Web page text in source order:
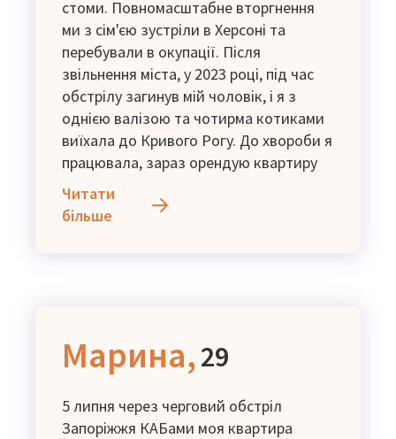
стоми. Повномасштабне вторгнення
ми з сім'єю зустріли в Херсоні та
перебували в окупації. Після
звільнення міста, у 2023 році, під час
обстрілу загинув мій чоловік, і я з
однією валізою та чотирма котиками
виїхала до Кривого Рогу. До хвороби я
працювала, зараз орендую квартиру
та маю II групу інвалідності. З доходів
отримую пенсію в розмірі 2595 грн і
Читати
більше
Марина, 29
5 липня через черговий обстріл
Запоріжжя КАБами моя квартира